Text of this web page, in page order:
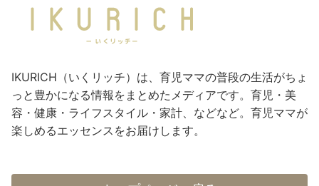
IKURICH（いくリッチ）は、育児ママの普段の生活がちょ
っと豊かになる情報をまとめたメディアです。育児・美
容・健康・ライフスタイル・家計、などなど。育児ママが
楽しめるエッセンスをお届けします。